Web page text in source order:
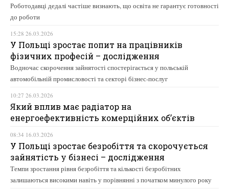
Роботодавці дедалі частіше визнають, що освіта не гарантує готовності
до роботи
15:28 26.03.2026
У Польщі зростає попит на працівників
фізичних професій – дослідження
Водночас скорочення зайнятості спостерігається у польській
автомобільній промисловості та секторі бізнес-послуг
10:27 26.03.2026
Який вплив має радіатор на
енергоефективність комерційних об’єктів
08:34 16.03.2026
У Польщі зростає безробіття та скорочується
зайнятість у бізнесі – дослідження
Темпи зростання рівня безробіття та кількості безробітних
залишаються високими навіть у порівнянні з початком минулого року